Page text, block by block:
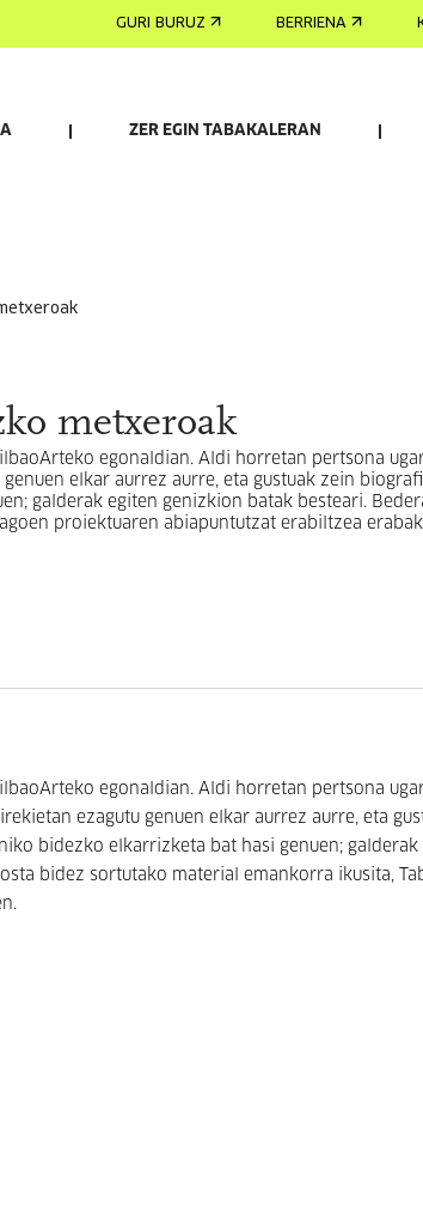
GURI BURUZ BERRIENA
ZER EGIN TABAKALERAN
metxeroak
egonaldian. Aldi horretan pertsona
elkar aurrez aurre, eta gustuak zein
galderak egiten genizkion batak besteari.
proiektuaren abiapuntutzat erabiltzea
egonaldian. Aldi horretan pertsona
ezagutu genuen elkar aurrez aurre, eta
bidezko elkarrizketa bat hasi genuen;
bidez sortutako material emankorra ikusita,